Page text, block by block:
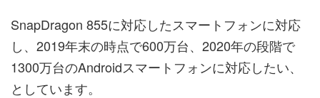
SnapDragon 855に対応したスマートフォンに対応
し、2019年末の時点で600万台、2020年の段階で
1300万台のAndroidスマートフォンに対応したい、
としています。